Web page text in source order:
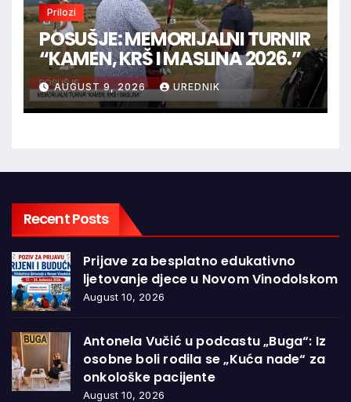
Prilozi
POSUŠJE: MEMORIJALNI TURNIR
“KAMEN, KRŠ I MASLINA 2026.”
AUGUST 9, 2026 UREDNIK
Recent Posts
Prijave za besplatno edukativno
ljetovanje djece u Novom Vinodolskom
August 10, 2026
Antonela Vučić u podcastu „Buga“: Iz
osobne boli rodila se „Kuća nade“ za
onkološke pacijente
August 10, 2026